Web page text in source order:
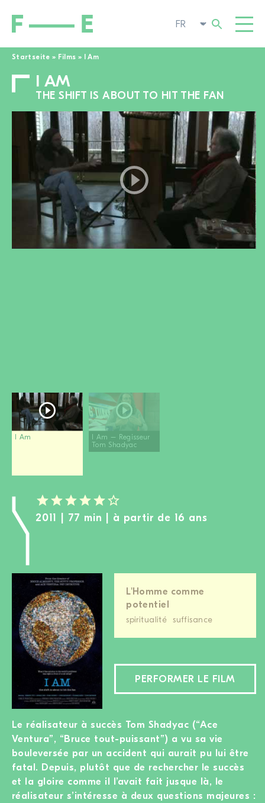
Startseite » Films » I Am
I AM
THE SHIFT IS ABOUT TO HIT THE FAN
I Am
I Am – Regisseur
Tom Shadyac
2011 | 77 min | à partir de 16 ans
L'Homme comme
potentiel
spiritualité suffisance
PERFORMER LE FILM
Le réalisateur à succès Tom Shadyac (“Ace
Ventura”, “Bruce tout-puissant”) a vu sa vie
bouleversée par un accident qui aurait pu lui être
fatal. Depuis, plutôt que de rechercher le succès
et la gloire comme il l’avait fait jusque là, le
réalisateur s’intéresse à deux questions majeures :
FILMS
CINÉMA POP-UP
ENGAGEMENT
ACTUALITÉS
A PROPOS DE NOUS
Kits de film
Login
Rechercher :
À LA RECHERCHE DE FILMS